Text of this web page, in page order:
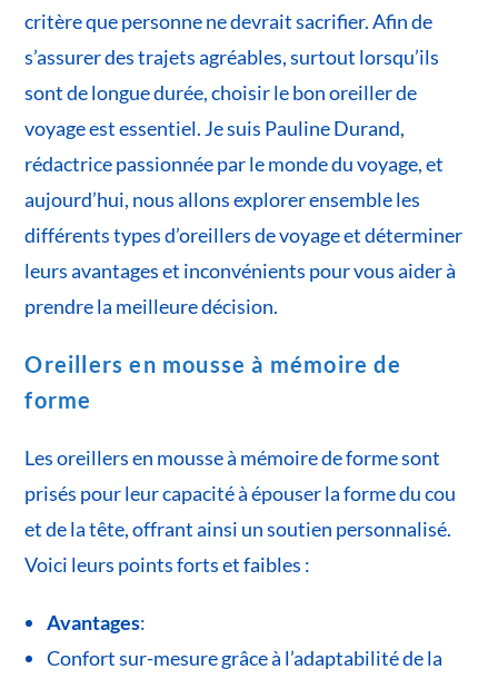
critère que personne ne devrait sacrifier. Afin de
s’assurer des trajets agréables, surtout lorsqu’ils
sont de longue durée, choisir le bon oreiller de
voyage est essentiel. Je suis Pauline Durand,
rédactrice passionnée par le monde du voyage, et
aujourd’hui, nous allons explorer ensemble les
différents types d’oreillers de voyage et déterminer
leurs avantages et inconvénients pour vous aider à
prendre la meilleure décision.
Oreillers en mousse à mémoire de
forme
Les oreillers en mousse à mémoire de forme sont
prisés pour leur capacité à épouser la forme du cou
et de la tête, offrant ainsi un soutien personnalisé.
Voici leurs points forts et faibles :
Avantages:
Confort sur-mesure grâce à l’adaptabilité de la